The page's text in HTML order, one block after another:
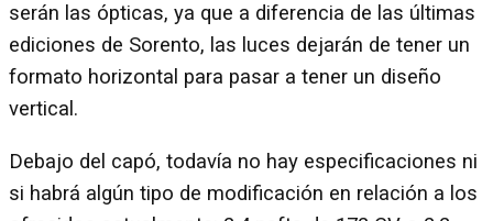
serán las ópticas, ya que a diferencia de las últimas
ediciones de Sorento, las luces dejarán de tener un
formato horizontal para pasar a tener un diseño
vertical.
Debajo del capó, todavía no hay especificaciones ni
si habrá algún tipo de modificación en relación a los